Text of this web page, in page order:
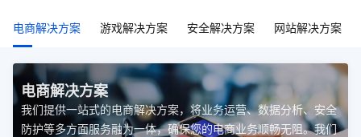
电商解决方案 游戏解决方案 安全解决方案 网站解决方案
电商解决方案
我们提供一站式的电商解决方案，将业务运营、数据分析、安全
防护等多方面服务融为一体，确保您的电商业务顺畅无阻。我们